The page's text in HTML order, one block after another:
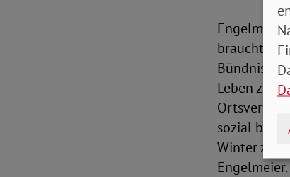
braucht
Leben zu
sozial
Winter zu
Engelmeier.